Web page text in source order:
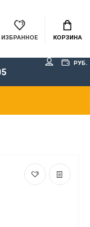
ИЗБРАННОЕ КОРЗИНА
РУБ.